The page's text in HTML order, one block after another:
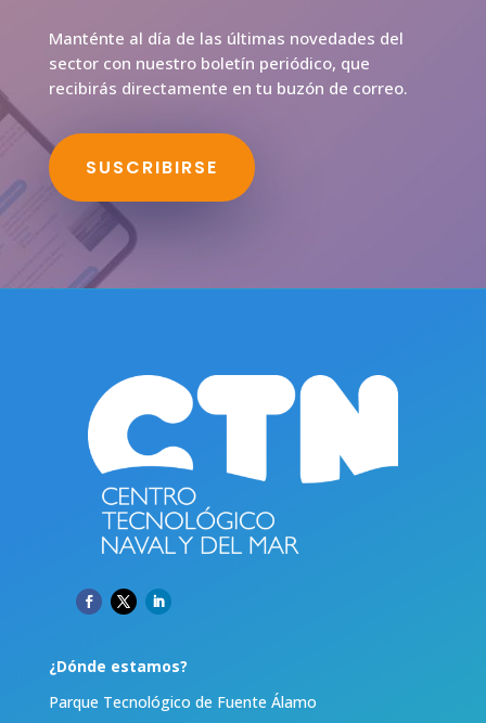
Manténte al día de las últimas novedades del
sector con nuestro boletín periódico, que
recibirás directamente en tu buzón de correo.
SUSCRIBIRSE
¿Dónde estamos?
Parque Tecnológico de Fuente Álamo